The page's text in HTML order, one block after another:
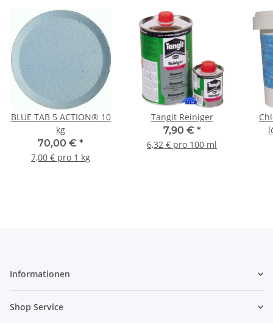
BLUE TAB 5 ACTION® 10
kg
70,00 € *
7,00 € pro 1 kg
Tangit Reiniger
7,90 € *
6,32 € pro 100 ml
Informationen
Shop Service